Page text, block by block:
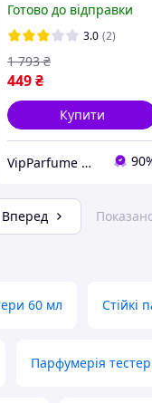
ml (Кароліна Еррера
212 Вип Жіночі)
Готово до відправки
3.0 (2)
449₴
1 793 ₴
Купити
VipParfume — интернет-магазин парфюмерии и косметики
Вперед
60 мл Стійкі
Парфумерія тестер